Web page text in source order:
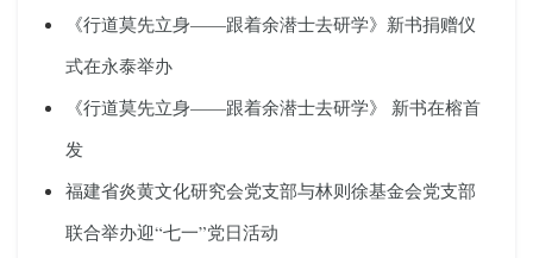
《行道莫先立身——跟着余潜士去研学》新书捐赠仪
式在永泰举办
《行道莫先立身——跟着余潜士去研学》 新书在榕首
发
福建省炎黄文化研究会党支部与林则徐基金会党支部
联合举办迎“七一”党日活动